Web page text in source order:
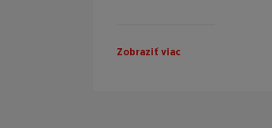
Zobraziť viac